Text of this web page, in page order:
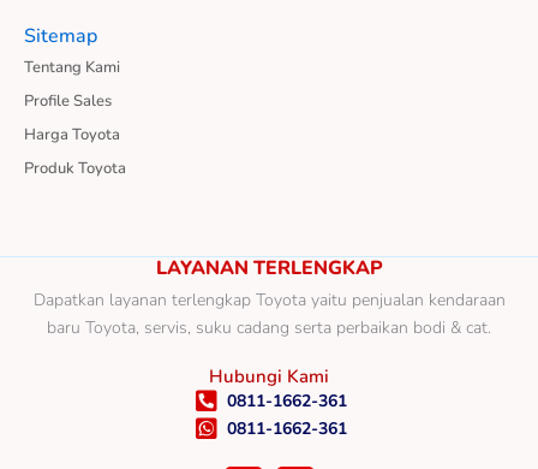
Sitemap
Tentang Kami
Profile Sales
Harga Toyota
Produk Toyota
LAYANAN TERLENGKAP
Dapatkan layanan terlengkap Toyota yaitu penjualan kendaraan
baru Toyota, servis, suku cadang serta perbaikan bodi & cat.
Hubungi Kami
0811-1662-361
0811-1662-361